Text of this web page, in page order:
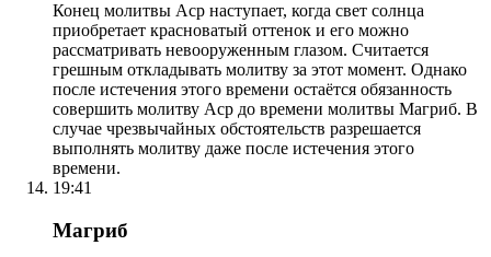
Конец молитвы Аср наступает, когда свет солнца
приобретает красноватый оттенок и его можно
рассматривать невооруженным глазом. Считается
грешным откладывать молитву за этот момент. Однако
после истечения этого времени остаётся обязанность
совершить молитву Аср до времени молитвы Магриб. В
случае чрезвычайных обстоятельств разрешается
выполнять молитву даже после истечения этого
времени.
19:41
Магриб